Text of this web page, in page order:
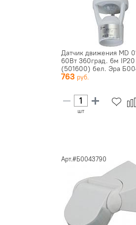
Датчик движения MD
60Вт 360град. 6м IP20
(501600) бел. Эра
763
шт
Арт.#Б0043790